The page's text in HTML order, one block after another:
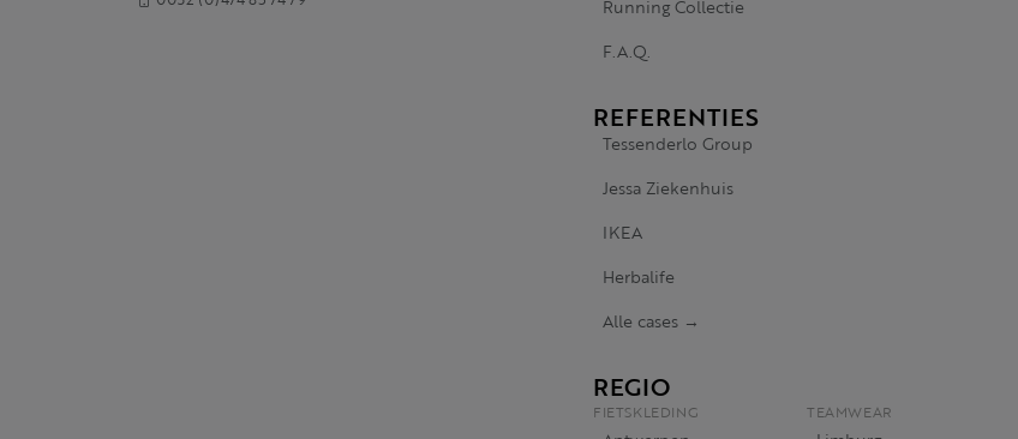
Running Collectie
F.A.Q.
REFERENTIES
Tessenderlo Group
Jessa Ziekenhuis
IKEA
Herbalife
Alle cases →
REGIO
FIETSKLEDING TEAMWEAR